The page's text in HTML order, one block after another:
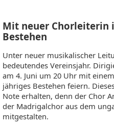
Mit neuer Chorleiterin
Bestehen
Unter neuer musikalischer
bedeutendes Vereinsjahr.
am 4. Juni um 20 Uhr mit
jähriges Bestehen feiern.
Note erhalten, denn der Chor
der Madrigalchor aus dem
mitgestalten.